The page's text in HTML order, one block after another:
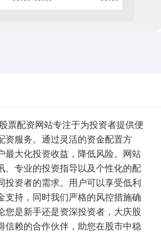
票配资网站专注于为投资者提供便
资服务。通过灵活的资金配置方
最大化投资收益，降低风险。网站
、专业的投资指导以及个性化的配
投资者的需求。用户可以享受低利
支持，同时我们严格的风控措施确
您是新手还是资深投资者，大庆股
信赖的合作伙伴，助您在股市中稳